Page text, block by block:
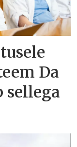
Da
sellega